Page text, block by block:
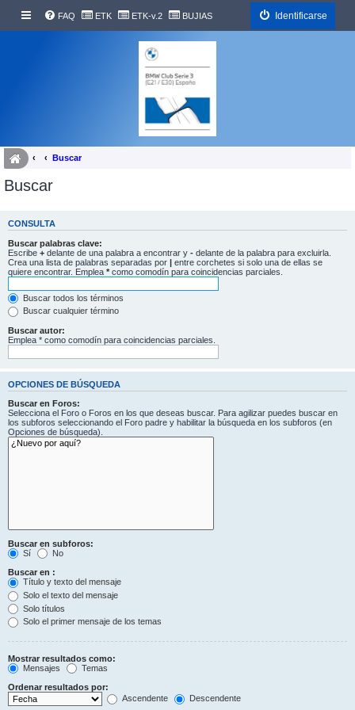
FAQ ETK ETK-v.2 BUJIAS Identificarse
Buscar
Buscar
CONSULTA
Buscar palabras clave:
Escribe + delante de una palabra a encontrar y - delante de la palabra para excluirla.
Crea una lista de palabras separadas por | entre corchetes si solo una de ellas se
quiere encontrar. Emplea * como comodín para coincidencias parciales.
Buscar todos los términos
Buscar cualquier término
Buscar autor:
Emplea * como comodín para coincidencias parciales.
OPCIONES DE BÚSQUEDA
Buscar en Foros:
Selecciona el Foro o Foros en los que deseas buscar. Para agilizar puedes buscar en
los subforos seleccionando el Foro padre y habilitar la búsqueda en los subforos (en
Opciones de búsqueda).
Buscar en subforos:
Sí
No
Buscar en :
Título y texto del mensaje
Solo el texto del mensaje
Solo títulos
Solo el primer mensaje de los temas
Mostrar resultados como:
Mensajes
Temas
Ordenar resultados por:
Ascendente
Descendente